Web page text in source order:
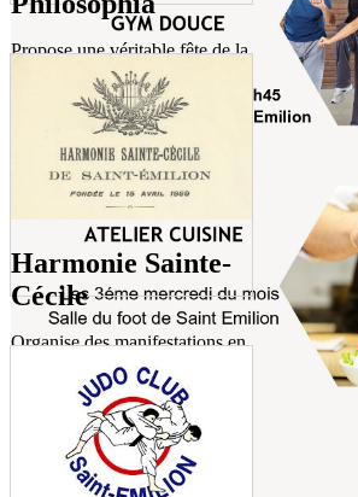
Propose une véritable fête de la
philosophie, de favoriser
l’échange, la transmission et le
débat d’idées en proposant des
formats originaux.
Harmonie Sainte-
Cécile
Organise des manifestations en
tout genre: concerts, échanges
entre harmonies, messes..